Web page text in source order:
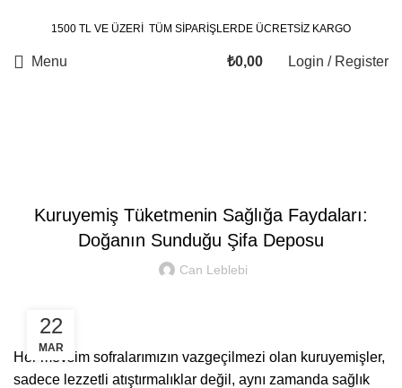
1500 TL VE ÜZERİ TÜM SİPARİŞLERDE ÜCRETSİZ KARGO
Menu ₺0,00 Login / Register
Kuruyemiş Tüketmenin Sağlığa Faydaları:
Doğanın Sunduğu Şifa Deposu
Can Leblebi
22
MAR
Her mevsim sofralarımızın vazgeçilmezi olan kuruyemişler,
sadece lezzetli atıştırmalıklar değil, aynı zamanda sağlık